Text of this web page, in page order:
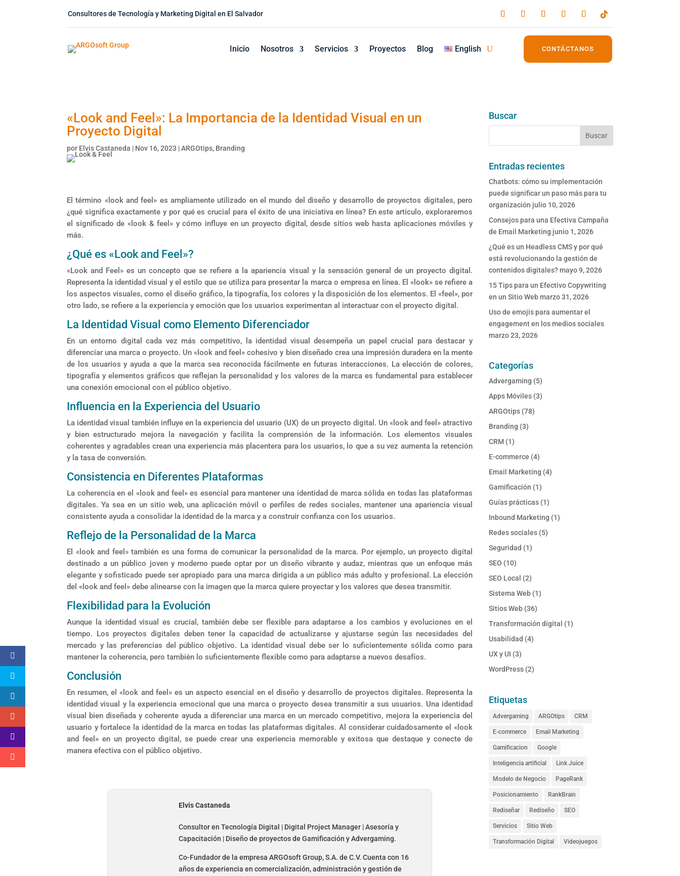
Consultores de Tecnología y Marketing Digital en El Salvador
Inicio Nosotros Servicios Proyectos Blog English CONTÁCTANOS
«Look and Feel»: La Importancia de la Identidad Visual en un
Proyecto Digital
por Elvis Castaneda | Nov 16, 2023 |ARGOtips, Branding
El término «look and feel» es ampliamente utilizado en el mundo del diseño y desarrollo de proyectos digitales, pero
¿qué significa exactamente y por qué es crucial para el éxito de una iniciativa en línea? En este artículo, exploraremos
el significado de «look & feel» y cómo influye en un proyecto digital, desde sitios web hasta aplicaciones móviles y
más.
¿Qué es «Look and Feel»?
«Look and Feel» es un concepto que se refiere a la apariencia visual y la sensación general de un proyecto digital.
Representa la identidad visual y el estilo que se utiliza para presentar la marca o empresa en línea. El «look» se refiere a
los aspectos visuales, como el diseño gráfico, la tipografía, los colores y la disposición de los elementos. El «feel», por
otro lado, se refiere a la experiencia y emoción que los usuarios experimentan al interactuar con el proyecto digital.
La Identidad Visual como Elemento Diferenciador
En un entorno digital cada vez más competitivo, la identidad visual desempeña un papel crucial para destacar y
diferenciar una marca o proyecto. Un «look and feel» cohesivo y bien diseñado crea una impresión duradera en la mente
de los usuarios y ayuda a que la marca sea reconocida fácilmente en futuras interacciones. La elección de colores,
tipografía y elementos gráficos que reflejan la personalidad y los valores de la marca es fundamental para establecer
una conexión emocional con el público objetivo.
Influencia en la Experiencia del Usuario
La identidad visual también influye en la experiencia del usuario (UX) de un proyecto digital. Un «look and feel» atractivo
y bien estructurado mejora la navegación y facilita la comprensión de la información. Los elementos visuales
coherentes y agradables crean una experiencia más placentera para los usuarios, lo que a su vez aumenta la retención
y la tasa de conversión.
Consistencia en Diferentes Plataformas
La coherencia en el «look and feel» es esencial para mantener una identidad de marca sólida en todas las plataformas
digitales. Ya sea en un sitio web, una aplicación móvil o perfiles de redes sociales, mantener una apariencia visual
consistente ayuda a consolidar la identidad de la marca y a construir confianza con los usuarios.
Reflejo de la Personalidad de la Marca
El «look and feel» también es una forma de comunicar la personalidad de la marca. Por ejemplo, un proyecto digital
destinado a un público joven y moderno puede optar por un diseño vibrante y audaz, mientras que un enfoque más
elegante y sofisticado puede ser apropiado para una marca dirigida a un público más adulto y profesional. La elección
del «look and feel» debe alinearse con la imagen que la marca quiere proyectar y los valores que desea transmitir.
Flexibilidad para la Evolución
Aunque la identidad visual es crucial, también debe ser flexible para adaptarse a los cambios y evoluciones en el
tiempo. Los proyectos digitales deben tener la capacidad de actualizarse y ajustarse según las necesidades del
mercado y las preferencias del público objetivo. La identidad visual debe ser lo suficientemente sólida como para
mantener la coherencia, pero también lo suficientemente flexible como para adaptarse a nuevos desafíos.
Conclusión
En resumen, el «look and feel» es un aspecto esencial en el diseño y desarrollo de proyectos digitales. Representa la
identidad visual y la experiencia emocional que una marca o proyecto desea transmitir a sus usuarios. Una identidad
visual bien diseñada y coherente ayuda a diferenciar una marca en un mercado competitivo, mejora la experiencia del
usuario y fortalece la identidad de la marca en todas las plataformas digitales. Al considerar cuidadosamente el «look
and feel» en un proyecto digital, se puede crear una experiencia memorable y exitosa que destaque y conecte de
manera efectiva con el público objetivo.
Elvis Castaneda
Consultor en Tecnología Digital | Digital Project Manager | Asesoría y
Capacitación | Diseño de proyectos de Gamificación y Advergaming.
Co-Fundador de la empresa ARGOsoft Group, S.A. de C.V. Cuenta con 16
años de experiencia en comercialización, administración y gestión de
Buscar
Entradas recientes
Chatbots: cómo su implementación
puede significar un paso más para tu
organización julio 10, 2026
Consejos para una Efectiva Campaña
de Email Marketing junio 1, 2026
¿Qué es un Headless CMS y por qué
está revolucionando la gestión de
contenidos digitales? mayo 9, 2026
15 Tips para un Efectivo Copywriting
en un Sitio Web marzo 31, 2026
Uso de emojis para aumentar el
engagement en los medios sociales
marzo 23, 2026
Categorías
Advergaming (5)
Apps Móviles (3)
ARGOtips (78)
Branding (3)
CRM (1)
E-commerce (4)
Email Marketing (4)
Gamificación (1)
Guías prácticas (1)
Inbound Marketing (1)
Redes sociales (5)
Seguridad (1)
SEO (10)
SEO Local (2)
Sistema Web (1)
Sitios Web (36)
Transformación digital (1)
Usabilidad (4)
UX y UI (3)
WordPress (2)
Etiquetas
Advergaming ARGOtips CRM
E-commerce Email Marketing
Gamificacion Google
Inteligencia artificial Link Juice
Modelo de Negocio PageRank
Posicionamiento RankBrain
Rediseñar Rediseño SEO
Servicios Sitio Web
Transformación Digital Videojuegos